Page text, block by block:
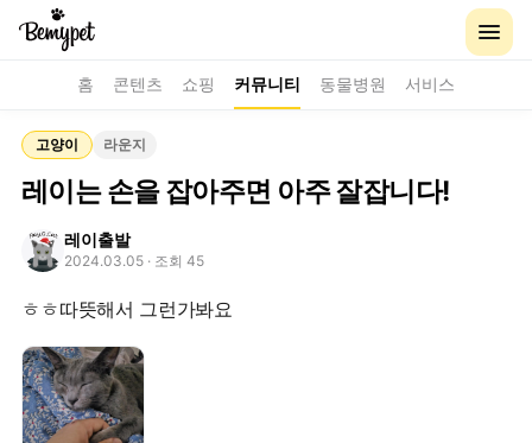
홈 콘텐츠 쇼핑 커뮤니티 동물병원 서비스
고양이 라운지
레이는 손을 잡아주면 아주 잘잡니다!
레이출발
2024.03.05 · 조회 45
ㅎㅎ따뜻해서 그런가봐요